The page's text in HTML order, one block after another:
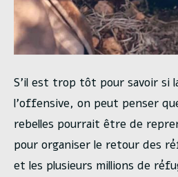
S’il est trop tôt pour savoir si
l’offensive, on peut penser
rebelles pourrait être de
pour organiser le retour des
et les plusieurs millions de